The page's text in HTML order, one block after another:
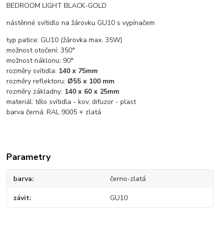
BEDROOM LIGHT BLACK-GOLD
nástěnné svítidlo na žárovku GU10 s vypínačem
typ patice: GU10 (žárovka max. 35W)
možnost otočení: 350°
možnost náklonu: 90°
rozměry svítidla: 140 x 75mm
rozměry reflektoru: Ø55 x 100 mm
rozměry základny: 140 x 60 x 25mm
materiál: tělo svítidla - kov, difuzor - plast
barva černá: RAL 9005 + zlatá
Parametry
barva černo-zlatá
závit GU10